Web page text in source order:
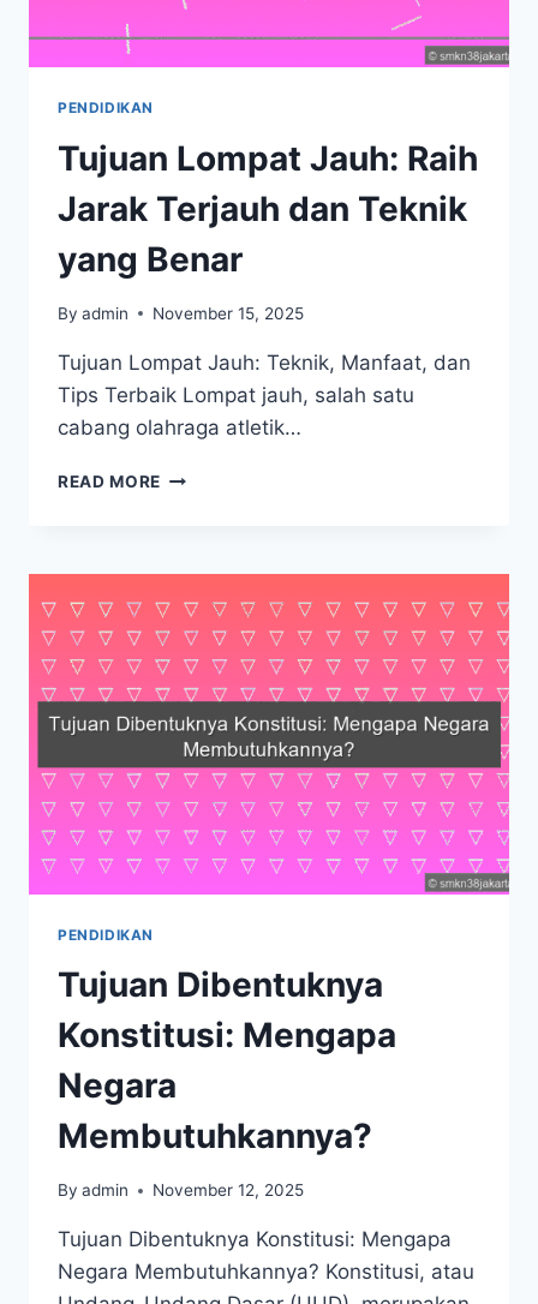
PENDIDIKAN
Tujuan Lompat Jauh: Raih
Jarak Terjauh dan Teknik
yang Benar
By admin November 15, 2025
Tujuan Lompat Jauh: Teknik, Manfaat, dan
Tips Terbaik Lompat jauh, salah satu
cabang olahraga atletik…
READ MORE TUJUAN
JARAK
TERJAUH
DAN
TEKNIK
YANG
BENAR
PENDIDIKAN
Tujuan Dibentuknya
Konstitusi: Mengapa
Negara
Membutuhkannya?
By admin November 12, 2025
Tujuan Dibentuknya Konstitusi: Mengapa
Negara Membutuhkannya? Konstitusi, atau